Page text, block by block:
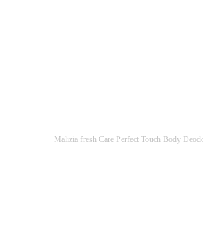
Malizia fresh Care Perfect Touch